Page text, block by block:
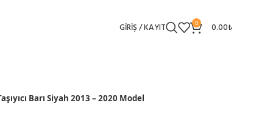
GIRIŞ / KAYIT 0 0.00₺
Barı Siyah 2013 – 2020 Model